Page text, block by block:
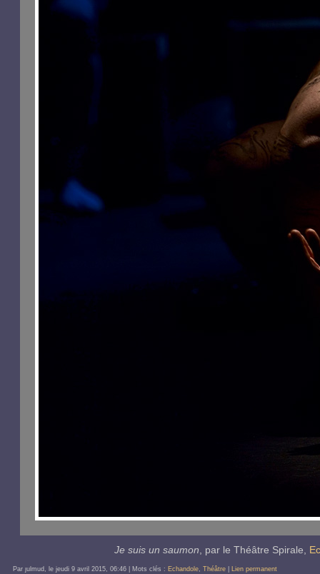
Je suis un saumon, par le Théâtre Spirale,
Par ȷulmud, lejeudi 9 avril 2015, 06:46 | Mots clés : Echandole,Théâtre Lien permanent